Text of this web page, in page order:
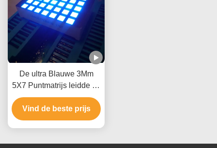
De ultra Blauwe 3Mm
5X7 Puntmatrijs leidde de
Kathode van de
Vertoningsrij voor de
Indicator van de
Vind de beste prijs